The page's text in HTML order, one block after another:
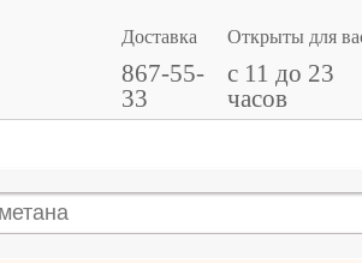
Доставка
867-55-
33
Открыты для
с 11 до 23
часов